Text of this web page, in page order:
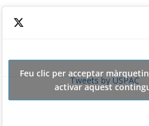
Tweets by USPAC
Feu clic per acceptar
activar aquest